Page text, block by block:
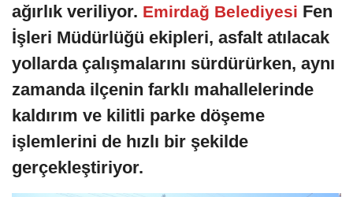
ağırlık veriliyor. Emirdağ Belediyesi Fen
İşleri Müdürlüğü ekipleri, asfalt atılacak
yollarda çalışmalarını sürdürürken, aynı
zamanda ilçenin farklı mahallelerinde
kaldırım ve kilitli parke döşeme
işlemlerini de hızlı bir şekilde
gerçekleştiriyor.